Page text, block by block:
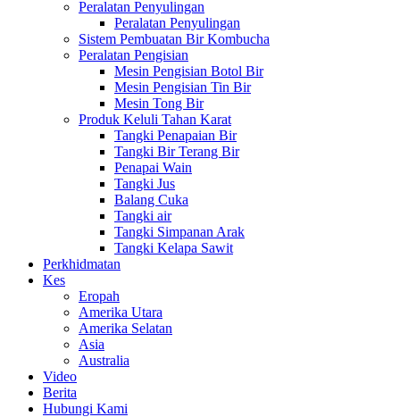
Peralatan Penyulingan
Peralatan Penyulingan
Sistem Pembuatan Bir Kombucha
Peralatan Pengisian
Mesin Pengisian Botol Bir
Mesin Pengisian Tin Bir
Mesin Tong Bir
Produk Keluli Tahan Karat
Tangki Penapaian Bir
Tangki Bir Terang Bir
Penapai Wain
Tangki Jus
Balang Cuka
Tangki air
Tangki Simpanan Arak
Tangki Kelapa Sawit
Perkhidmatan
Kes
Eropah
Amerika Utara
Amerika Selatan
Asia
Australia
Video
Berita
Hubungi Kami